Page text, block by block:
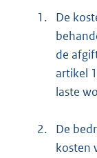
1.
De
de
artikel
laste
2.
De
kosten